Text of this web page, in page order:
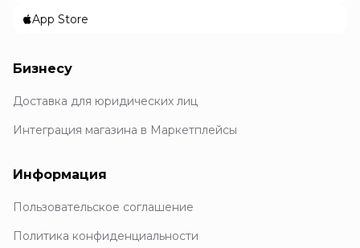
App Store
Бизнесу
Доставка для юридических лиц
Интеграция магазина в Маркетплейсы
Информация
Пользовательское соглашение
Политика конфиденциальности